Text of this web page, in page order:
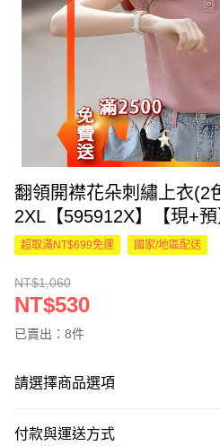
翻領開襟花朵刺繡上衣(2
2XL【595912X】【現+
超取滿NT$699免運 國家/地區配送
NT$1,060
NT$530
已賣出：8件
請選擇商品選項
付款與運送方式